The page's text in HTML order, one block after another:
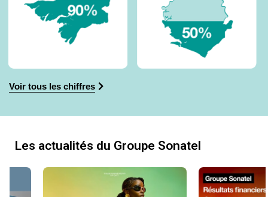
Voir tous les chiffres
Les actualités du Groupe Sonatel